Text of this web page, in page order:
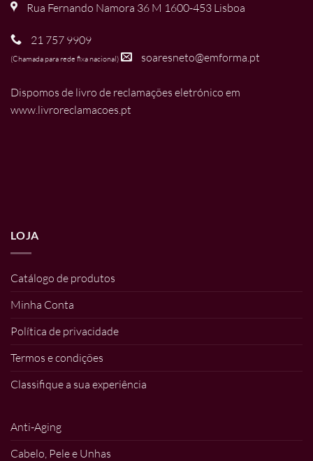
Rua Fernando Namora 36 M 1600-453 Lisboa
21 757 9909
(Chamada para rede fixa nacional) soaresneto@emforma.pt
Dispomos de livro de reclamações eletrónico em
www.livroreclamacoes.pt
LOJA
Catálogo de produtos
Minha Conta
Política de privacidade
Termos e condições
Classifique a sua experiência
Anti-Aging
Cabelo, Pele e Unhas